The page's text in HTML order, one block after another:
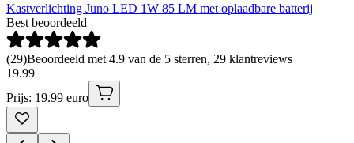
Kastverlichting Juno LED 1W 85 LM met oplaadbare batterij
Best beoordeeld
(29)Beoordeeld met 4.9 van de 5 sterren, 29 klantreviews
19.99
Prijs: 19.99 euro